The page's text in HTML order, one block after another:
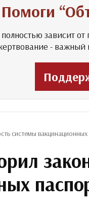
Помоги
полностью зависит
- важный
системы